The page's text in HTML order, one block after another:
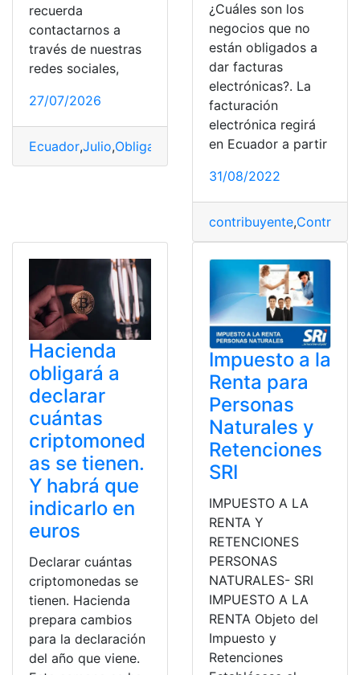
recuerda
contactarnos a
través de nuestras
redes sociales,
27/07/2026
Ecuador,Julio,Obligaciones obligaciones tributarias
¿Cuáles son los
negocios que no
están obligados a
dar facturas
electrónicas?. La
facturación
electrónica regirá
en Ecuador a partir
31/08/2022
contribuyente,
Hacienda
obligará a
declarar
cuántas
criptomoned
as se tienen.
Y habrá que
indicarlo en
euros
Declarar cuántas
criptomonedas se
tienen. Hacienda
prepara cambios
para la declaración
del año que viene.
Impuesto a la
Renta para
Personas
Naturales y
Retenciones
SRI
IMPUESTO A LA
RENTA Y
RETENCIONES
PERSONAS
NATURALES- SRI
IMPUESTO A LA
RENTA Objeto del
Impuesto y
Retenciones